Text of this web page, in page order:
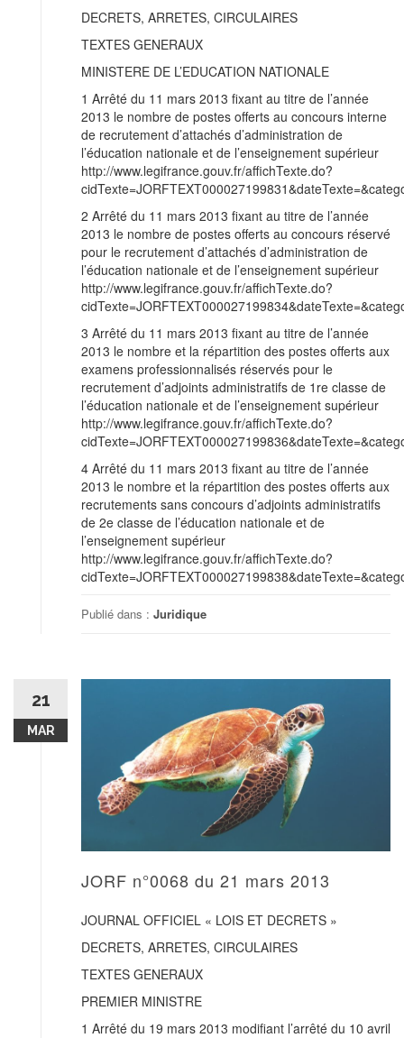
DECRETS, ARRETES, CIRCULAIRES
TEXTES GENERAUX
MINISTERE DE L’EDUCATION NATIONALE
1 Arrêté du 11 mars 2013 fixant au titre de l’année
2013 le nombre de postes offerts au concours interne
de recrutement d’attachés d’administration de
l’éducation nationale et de l’enseignement supérieur
http://www.legifrance.gouv.fr/affichTexte.do?
2 Arrêté du 11 mars 2013 fixant au titre de l’année
2013 le nombre de postes offerts au concours réservé
pour le recrutement d’attachés d’administration de
l’éducation nationale et de l’enseignement supérieur
http://www.legifrance.gouv.fr/affichTexte.do?
3 Arrêté du 11 mars 2013 fixant au titre de l’année
2013 le nombre et la répartition des postes offerts aux
examens professionnalisés réservés pour le
recrutement d’adjoints administratifs de 1re classe de
l’éducation nationale et de l’enseignement supérieur
http://www.legifrance.gouv.fr/affichTexte.do?
4 Arrêté du 11 mars 2013 fixant au titre de l’année
2013 le nombre et la répartition des postes offerts aux
recrutements sans concours d’adjoints administratifs
de 2e classe de l’éducation nationale et de
l’enseignement supérieur
http://www.legifrance.gouv.fr/affichTexte.do?
Publié dans : Juridique
21
MAR
JORF n°0068 du 21 mars 2013
JOURNAL OFFICIEL « LOIS ET DECRETS »
DECRETS, ARRETES, CIRCULAIRES
TEXTES GENERAUX
PREMIER MINISTRE
1 Arrêté du 19 mars 2013 modifiant l’arrêté du 10 avril